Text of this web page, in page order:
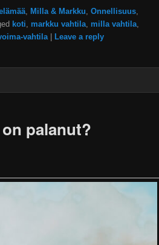
Milla & Markku Onnellisuus
koti markku vahtila milla vahtila
vahtila Leave a reply
palanut?